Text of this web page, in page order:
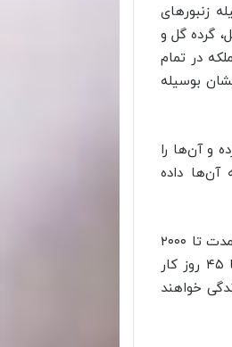
زنبورهای
گرده گل و
در تمام
و آن‌ها را
آن‌ها داده
ملکه در تمام طول زندگی خود از ژل رویال تغذیه کرده و تا ۵ سال زندگی می‌کند و در این مدت تا ۲۰۰۰
تخم در روز (تقریباً ۱ تخم در هر دقیقه) تخمگذاری می‌کند، درحالی که زنبورهای کارگر تا ۴۵ روز کار
خواهند